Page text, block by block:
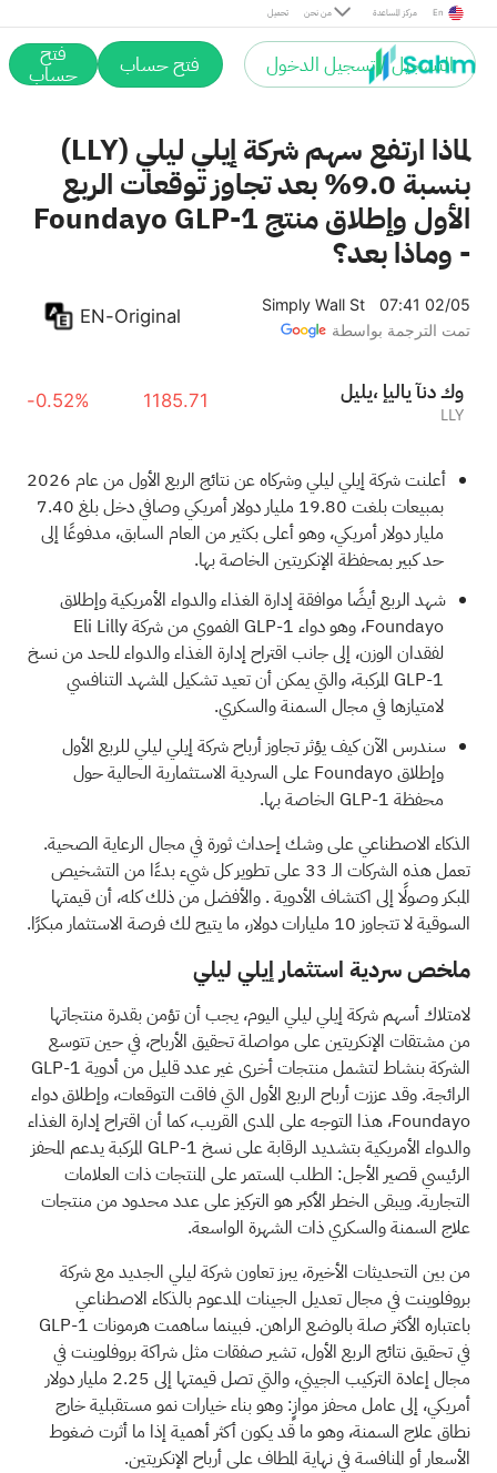
تحميل من نحن مركز المساعدة En
التسجيل / تسجيل الدخول فتح حساب فتح
حساب
لماذا ارتفع سهم شركة إيلي ليلي (LLY)
بنسبة 9.0% بعد تجاوز توقعات الربع
الأول وإطلاق منتج Foundayo GLP-1
- وماذا بعد؟
Simply Wall St
07:41 02/05
تمت الترجمة بواسطة
EN-Original
ليلي، إيلاي آند كو
LLY
1185.71
-0.52%
أعلنت شركة إيلي ليلي وشركاه عن نتائج الربع الأول من عام 2026
بمبيعات بلغت 19.80 مليار دولار أمريكي وصافي دخل بلغ 7.40
مليار دولار أمريكي، وهو أعلى بكثير من العام السابق، مدفوعًا إلى
حد كبير بمحفظة الإنكريتين الخاصة بها.
شهد الربع أيضًا موافقة إدارة الغذاء والدواء الأمريكية وإطلاق
Foundayo، وهو دواء GLP-1 الفموي من شركة Eli Lilly
لفقدان الوزن، إلى جانب اقتراح إدارة الغذاء والدواء للحد من نسخ
GLP-1 المركبة، والتي يمكن أن تعيد تشكيل المشهد التنافسي
لامتيازها في مجال السمنة والسكري.
سندرس الآن كيف يؤثر تجاوز أرباح شركة إيلي ليلي للربع الأول
وإطلاق Foundayo على السردية الاستثمارية الحالية حول
محفظة GLP-1 الخاصة بها.
الذكاء الاصطناعي على وشك إحداث ثورة في مجال الرعاية الصحية.
تعمل هذه الشركات الـ 33 على تطوير كل شيء بدءًا من التشخيص
المبكر وصولًا إلى اكتشاف الأدوية. والأفضل من ذلك كله، أن قيمتها
السوقية لا تتجاوز 10 مليارات دولار، ما يتيح لك فرصة الاستثمار مبكرًا.
ملخص سردية استثمار إيلي ليلي
لامتلاك أسهم شركة إيلي ليلي اليوم، يجب أن تؤمن بقدرة منتجاتها
من مشتقات الإنكريتين على مواصلة تحقيق الأرباح، في حين تتوسع
الشركة بنشاط لتشمل منتجات أخرى غير عدد قليل من أدوية GLP-1
الرائجة. وقد عززت أرباح الربع الأول التي فاقت التوقعات، وإطلاق دواء
Foundayo، هذا التوجه على المدى القريب، كما أن اقتراح إدارة الغذاء
والدواء الأمريكية بتشديد الرقابة على نسخ GLP-1 المركبة يدعم المحفز
الرئيسي قصير الأجل: الطلب المستمر على المنتجات ذات العلامات
التجارية. ويبقى الخطر الأكبر هو التركيز على عدد محدود من منتجات
علاج السمنة والسكري ذات الشهرة الواسعة.
من بين التحديثات الأخيرة، يبرز تعاون شركة ليلي الجديد مع شركة
بروفلوينت في مجال تعديل الجينات المدعوم بالذكاء الاصطناعي
باعتباره الأكثر صلة بالوضع الراهن. فبينما ساهمت هرمونات GLP-1
في تحقيق نتائج الربع الأول، تشير صفقات مثل شراكة بروفلوينت في
مجال إعادة التركيب الجيني، والتي تصل قيمتها إلى 2.25 مليار دولار
أمريكي، إلى عامل محفز موازٍ: وهو بناء خيارات نمو مستقبلية خارج
نطاق علاج السمنة، وهو ما قد يكون أكثر أهمية إذا ما أثرت ضغوط
الأسعار أو المنافسة في نهاية المطاف على أرباح الإنكريتين.